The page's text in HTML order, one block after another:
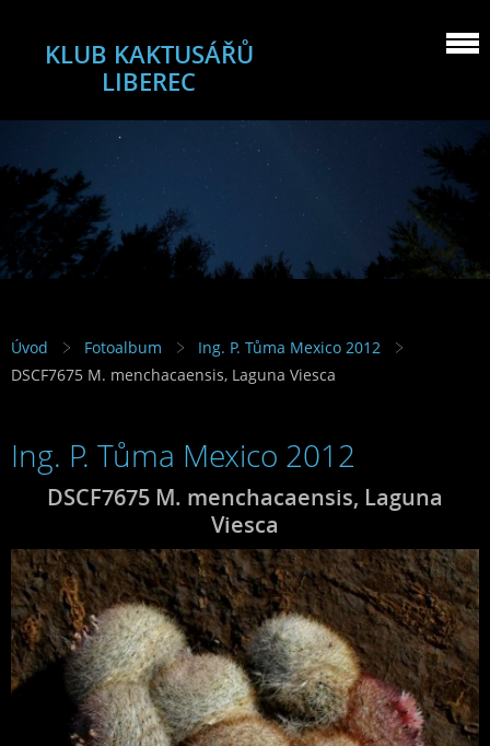
KLUB KAKTUSÁŘŮ
LIBEREC
Úvod Fotoalbum
Ing. P. Tůma Mexico 2012
DSCF7675 M. menchacaensis, Laguna Viesca
Ing. P. Tůma Mexico 2012
DSCF7675 M. menchacaensis, Laguna
Viesca